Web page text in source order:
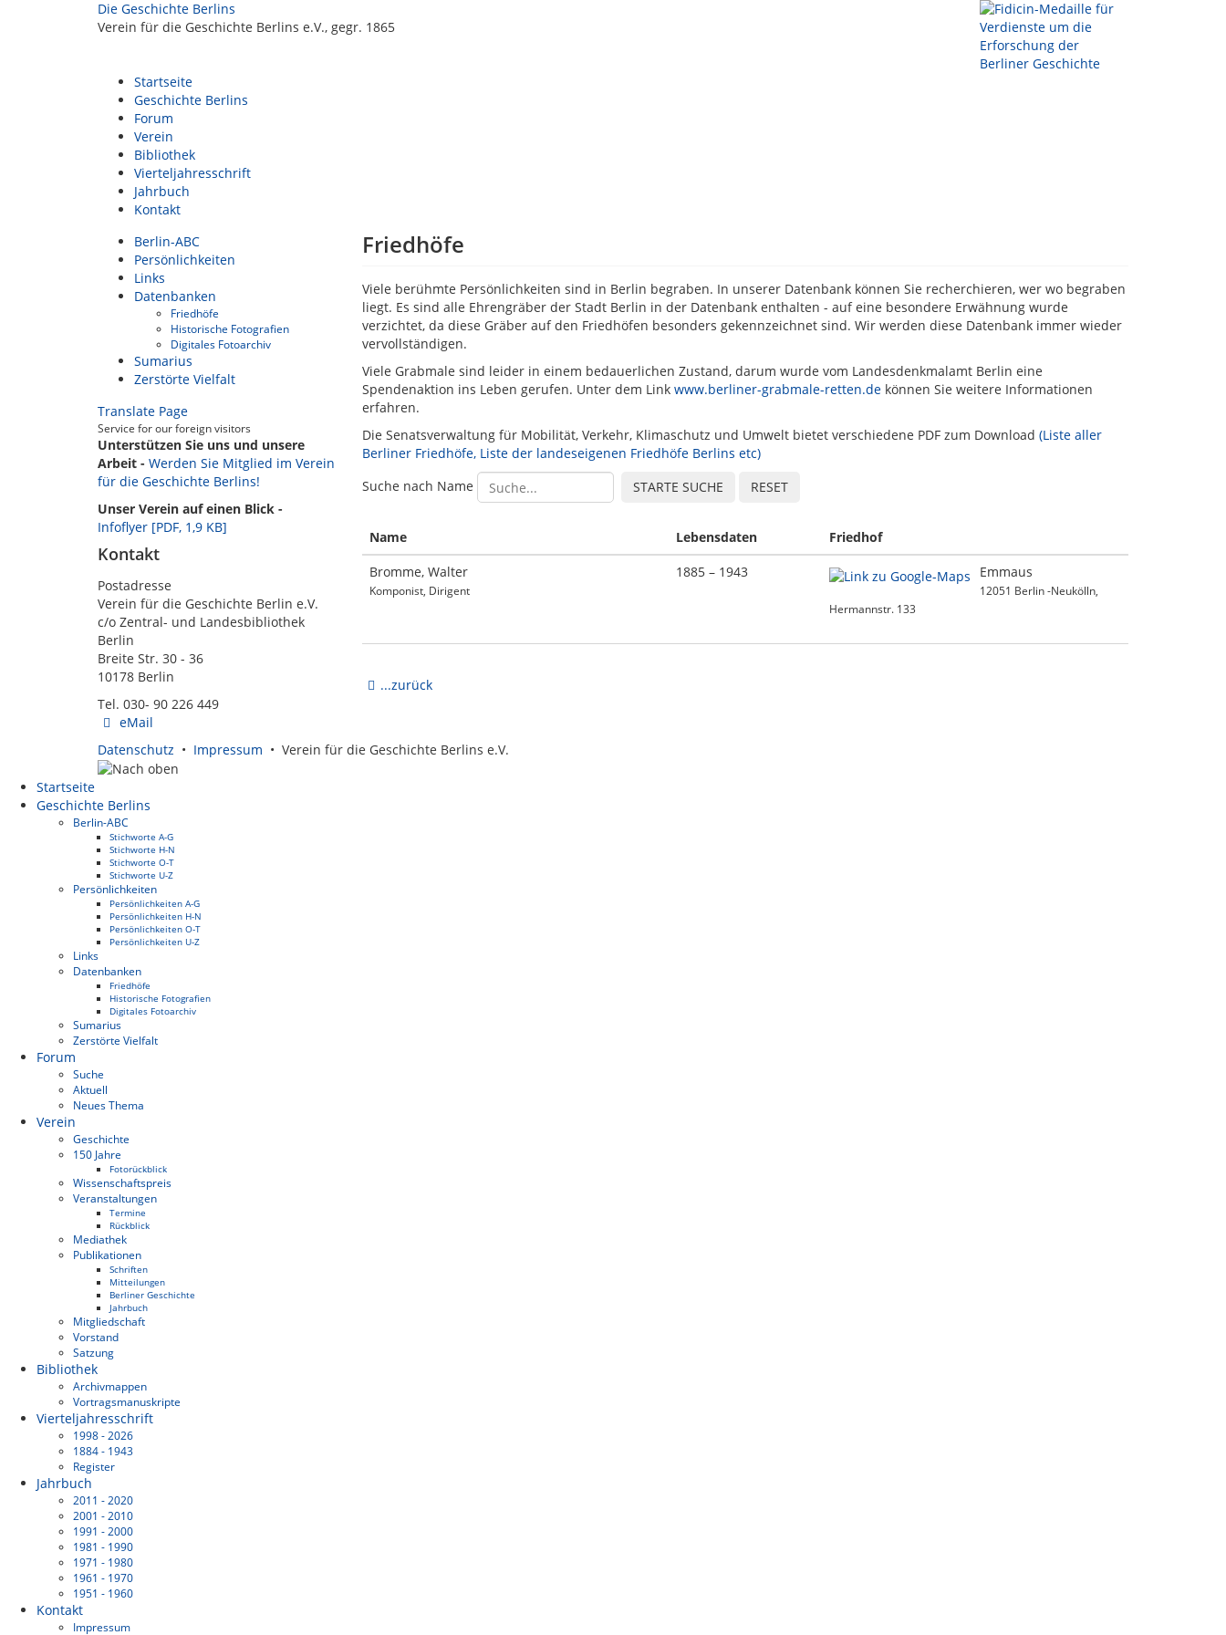
Die Geschichte Berlins
Verein für die Geschichte Berlins e.V., gegr. 1865
Startseite
Geschichte Berlins
Forum
Verein
Bibliothek
Vierteljahresschrift
Jahrbuch
Kontakt
Berlin-ABC
Persönlichkeiten
Links
Datenbanken
Friedhöfe
Historische Fotografien
Digitales Fotoarchiv
Sumarius
Zerstörte Vielfalt
Translate Page
Service for our foreign visitors
Unterstützen Sie uns und unsere
Arbeit - Werden Sie Mitglied im Verein
für die Geschichte Berlins!
Unser Verein auf einen Blick -
Infoflyer [PDF, 1,9 KB]
Kontakt
Postadresse
Verein für die Geschichte Berlin e.V.
c/o Zentral- und Landesbibliothek
Berlin
Breite Str. 30 - 36
10178 Berlin
Tel. 030- 90 226 449
eMail
Friedhöfe
Viele berühmte Persönlichkeiten sind in Berlin begraben. In unserer Datenbank können Sie recherchieren, wer wo begraben
liegt. Es sind alle Ehrengräber der Stadt Berlin in der Datenbank enthalten - auf eine besondere Erwähnung wurde
verzichtet, da diese Gräber auf den Friedhöfen besonders gekennzeichnet sind. Wir werden diese Datenbank immer wieder
vervollständigen.
Viele Grabmale sind leider in einem bedauerlichen Zustand, darum wurde vom Landesdenkmalamt Berlin eine
Spendenaktion ins Leben gerufen. Unter dem Link www.berliner-grabmale-retten.de können Sie weitere Informationen
erfahren.
Die Senatsverwaltung für Mobilität, Verkehr, Klimaschutz und Umwelt bietet verschiedene PDF zum Download (Liste aller
Berliner Friedhöfe, Liste der landeseigenen Friedhöfe Berlins etc)
Suche nach Name
Name Lebensdaten
Friedhof
Bromme, Walter
Komponist, Dirigent
1885 – 1943 Emmaus
12051 Berlin -Neukölln,
Hermannstr. 133
...zurück
Datenschutz • Impressum • Verein für die Geschichte Berlins e.V.
Startseite
Geschichte Berlins
Berlin-ABC
Stichworte A-G
Stichworte H-N
Stichworte O-T
Stichworte U-Z
Persönlichkeiten
Persönlichkeiten A-G
Persönlichkeiten H-N
Persönlichkeiten O-T
Persönlichkeiten U-Z
Links
Datenbanken
Friedhöfe
Historische Fotografien
Digitales Fotoarchiv
Sumarius
Zerstörte Vielfalt
Forum
Suche
Aktuell
Neues Thema
Verein
Geschichte
150 Jahre
Fotorückblick
Wissenschaftspreis
Veranstaltungen
Termine
Rückblick
Mediathek
Publikationen
Schriften
Mitteilungen
Berliner Geschichte
Jahrbuch
Mitgliedschaft
Vorstand
Satzung
Bibliothek
Archivmappen
Vortragsmanuskripte
Vierteljahresschrift
1998 - 2026
1884 - 1943
Register
Jahrbuch
2011 - 2020
2001 - 2010
1991 - 2000
1981 - 1990
1971 - 1980
1961 - 1970
1951 - 1960
Kontakt
Impressum